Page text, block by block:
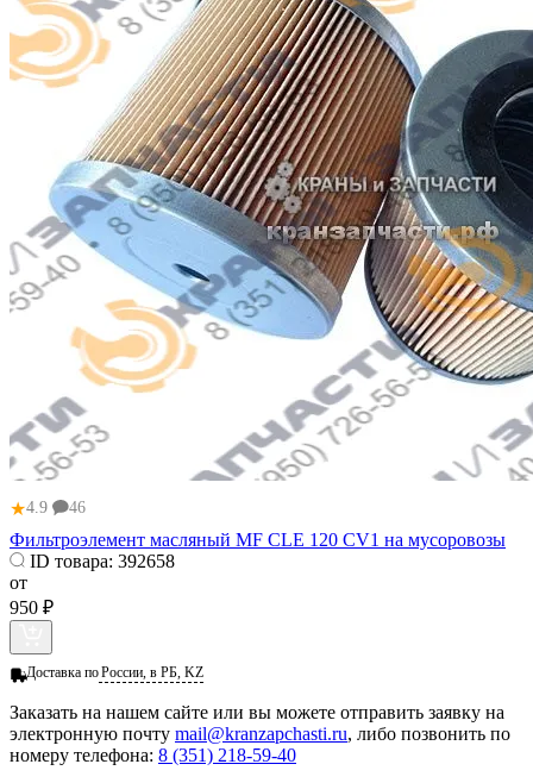
★4.9 46
Фильтроэлемент масляный MF CLE 120 CV1 на мусоровозы
ID товара: 392658
от
950 ₽
Доставка поРоссии, в РБ, KZ
Заказать на нашем сайте или вы можете отправить заявку на
электронную почту mail@kranzapchasti.ru, либо позвонить по
номеру телефона: 8 (351) 218-59-40